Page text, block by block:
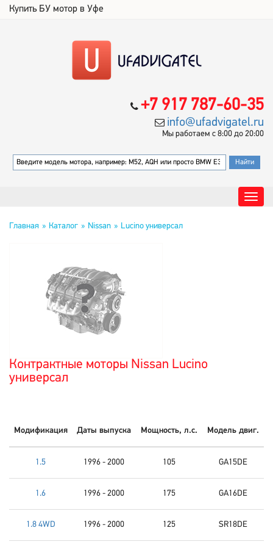
Купить БУ мотор в Уфе
+7 917 787-60-35
info@ufadvigatel.ru
Мы работаем с 8:00 до 20:00
Главная Каталог Nissan Lucino универсал
Контрактные моторы Nissan Lucino
универсал
Модификация Даты выпуска Мощность, л.с. Модель двиг.
1.5 1996 - 2000 105 GA15DE
1.6 1996 - 2000 175 GA16DE
1.8 4WD 1996 - 2000 125 SR18DE